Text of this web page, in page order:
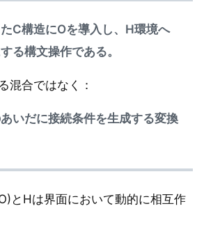
C構造にOを導入し、H環境へ
る構文操作である。
混合ではなく：
いだに接続条件を生成する変換
とHは界面において動的に相互作